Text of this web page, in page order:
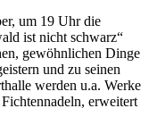
um 19 Uhr die
ist nicht schwarz“
gewöhnlichen Dinge
und zu seinen
werden u.a. Werke
erweitert